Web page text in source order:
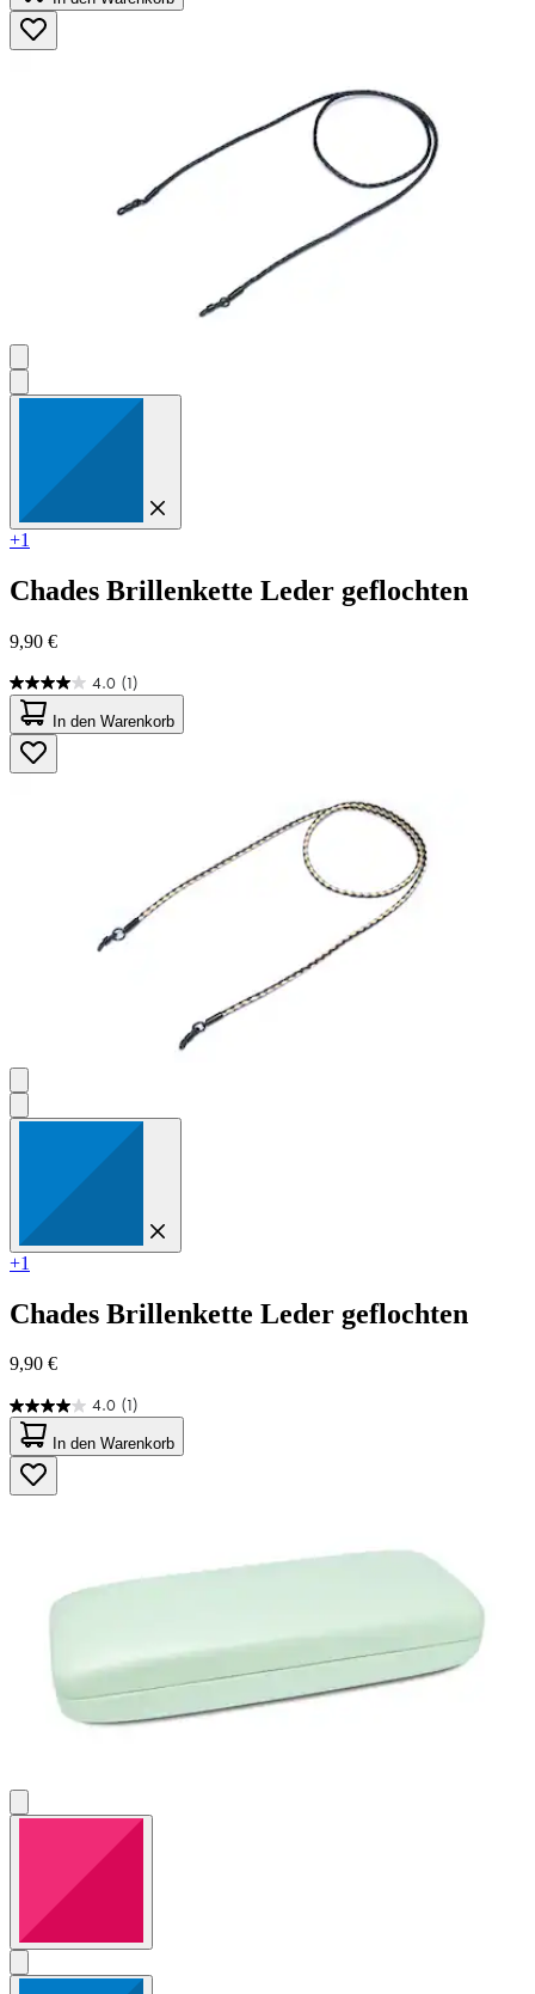
5
Sternen.
+1
Chades Brillenkette Leder geflochten
9,90 €
4.0 (1)
4.0
von
5
Sternen.
1
In den Warenkorb
+1
Chades Brillenkette Leder geflochten
9,90 €
4.0 (1)
4.0
von
5
Sternen.
1
In den Warenkorb